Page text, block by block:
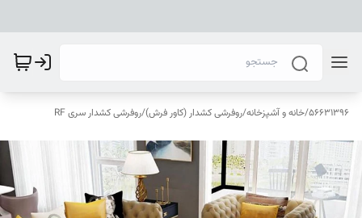
56631396
/خانه و آشپزخانه/روفرشی کشدار (کاور فرش)/روفرشی کشدار سری RF